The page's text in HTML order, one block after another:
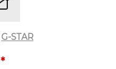
G-STAR
*